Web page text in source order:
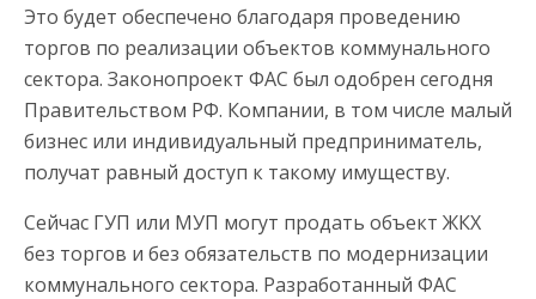
Это будет обеспечено благодаря проведению
торгов по реализации объектов коммунального
сектора. Законопроект ФАС был одобрен сегодня
Правительством РФ. Компании, в том числе малый
бизнес или индивидуальный предприниматель,
получат равный доступ к такому имуществу.
Сейчас ГУП или МУП могут продать объект ЖКХ
без торгов и без обязательств по модернизации
коммунального сектора. Разработанный ФАС